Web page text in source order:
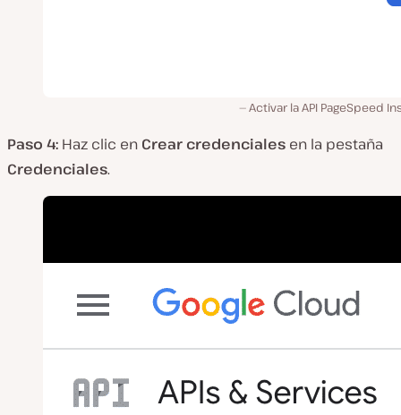
Activar la API PageSpeed
Paso 4: Haz clic en Crear credenciales en la pestaña
Credenciales.